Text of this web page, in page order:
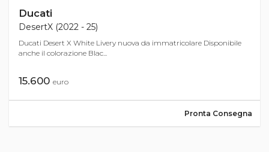
Ducati
DesertX (2022 - 25)
Ducati Desert X White Livery nuova da immatricolare Disponibile
anche il colorazione Blac...
15.600 euro
Pronta Consegna